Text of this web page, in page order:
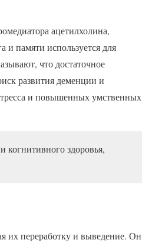
ацетилхолина,
и памяти используется для
что достаточное
развития деменции и
и повышенных умственных
здоровья,
их переработку и выведение. Он